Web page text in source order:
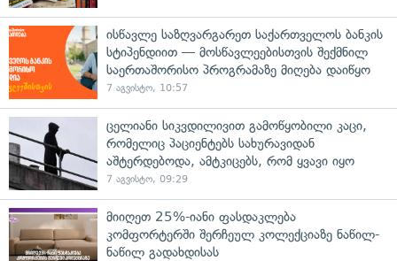
ისწავლე საზღვარგარეთ საქართველოს ბანკის
სტიპენდიით — მოსწავლეებისთვის შექმნილ
საერთაშორისო პროგრამაზე მიღება დაიწყო
7 აგვისტო, 10:57
ცელიანი სიკვდილივით გამოწყობილი კაცი,
რომელიც პაციენტებს სახურავიდან
აშტერდებოდა, ამტკიცებს, რომ ყვავი იყო
7 აგვისტო, 09:29
მიიღეთ 25%-იანი ფასდაკლება
კომფორტერში შერჩეულ კოლექციაზე ნაწილ-
ნაწილ გადახდისას